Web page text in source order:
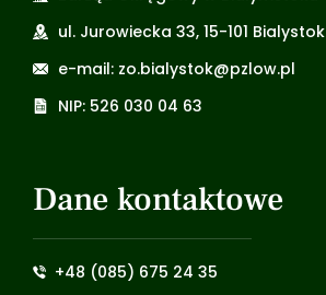
ul. Jurowiecka 33, 15-101 Bialystok
e-mail: zo.bialystok@pzlow.pl
NIP: 526 030 04 63
Dane kontaktowe
+48 (085) 675 24 35